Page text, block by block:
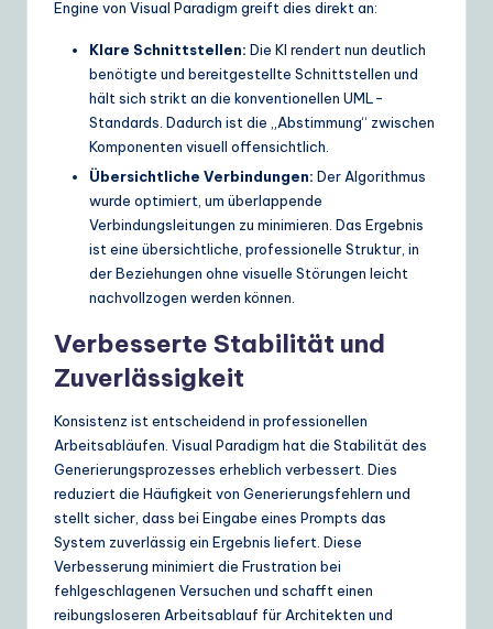
Engine von Visual Paradigm greift dies direkt an:
Klare Schnittstellen: Die KI rendert nun deutlich
benötigte und bereitgestellte Schnittstellen und
hält sich strikt an die konventionellen UML-
Standards. Dadurch ist die „Abstimmung“ zwischen
Komponenten visuell offensichtlich.
Übersichtliche Verbindungen: Der Algorithmus
wurde optimiert, um überlappende
Verbindungsleitungen zu minimieren. Das Ergebnis
ist eine übersichtliche, professionelle Struktur, in
der Beziehungen ohne visuelle Störungen leicht
nachvollzogen werden können.
Verbesserte Stabilität und
Zuverlässigkeit
Konsistenz ist entscheidend in professionellen
Arbeitsabläufen. Visual Paradigm hat die Stabilität des
Generierungsprozesses erheblich verbessert. Dies
reduziert die Häufigkeit von Generierungsfehlern und
stellt sicher, dass bei Eingabe eines Prompts das
System zuverlässig ein Ergebnis liefert. Diese
Verbesserung minimiert die Frustration bei
fehlgeschlagenen Versuchen und schafft einen
reibungsloseren Arbeitsablauf für Architekten und